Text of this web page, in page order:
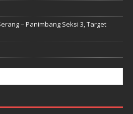
– Panimbang Seksi 3, Target